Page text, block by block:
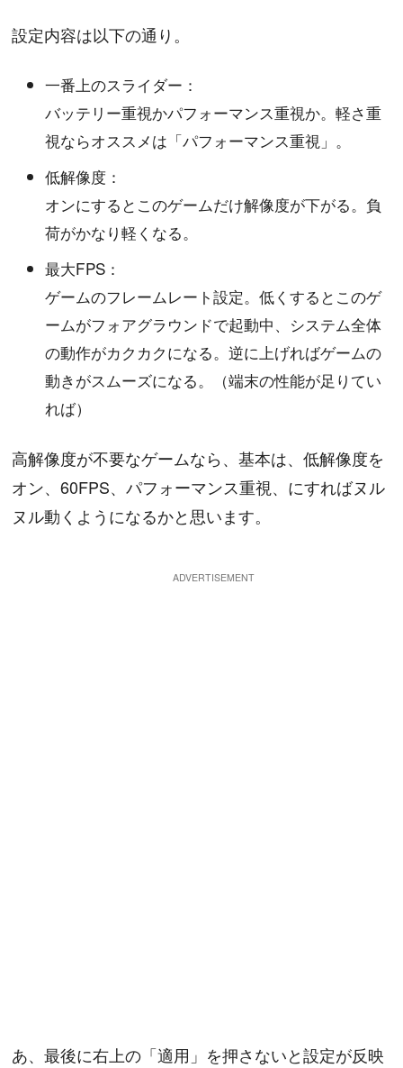
設定内容は以下の通り。
一番上のスライダー：
バッテリー重視かパフォーマンス重視か。軽さ重
視ならオススメは「パフォーマンス重視」。
低解像度：
オンにするとこのゲームだけ解像度が下がる。負
荷がかなり軽くなる。
最大FPS：
ゲームのフレームレート設定。低くするとこのゲ
ームがフォアグラウンドで起動中、システム全体
の動作がカクカクになる。逆に上げればゲームの
動きがスムーズになる。（端末の性能が足りてい
れば）
高解像度が不要なゲームなら、基本は、低解像度を
オン、60FPS、パフォーマンス重視、にすればヌル
ヌル動くようになるかと思います。
あ、最後に右上の「適用」を押さないと設定が反映